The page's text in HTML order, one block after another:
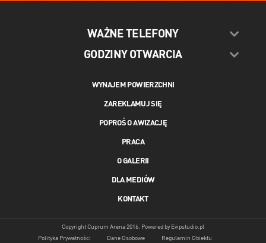
WAŻNE TELEFONY
GODZINY OTWARCIA
WYNAJEM POWIERZCHNI
ZAREKLAMUJ SIĘ
POPROŚ O AWIZACJĘ
PRACA
O GALERII
DLA MEDIÓW
KONTAKT
Copyright Cuprum Arena 2016. Powered by Evipstudio.pl
Polityka Prywatności
Dane Osobowe Regulamin Obiektu